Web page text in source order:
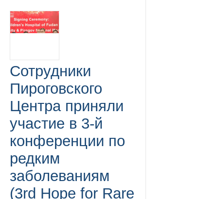
Сотрудники
Пироговского
Центра приняли
участие в 3-й
конференции по
редким
заболеваниям
(3rd Hope for Rare